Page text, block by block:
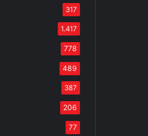
317
1.417
778
489
387
206
77